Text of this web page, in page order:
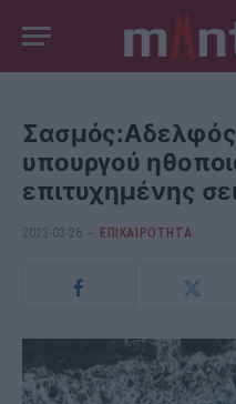
υπουργού
επιτυχημένης
2023-03-26 ΕΠΙΚΑΙΡΟΤΗΤΑ